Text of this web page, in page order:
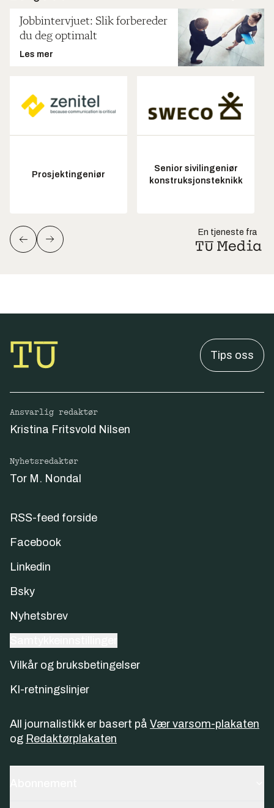
Jobbintervjuet: Slik forbereder
du deg optimalt
Les mer
Prosjektingeniør
Senior sivilingeniør
konstruksjonsteknikk
En tjeneste fra
Tips oss
Ansvarlig redaktør
Kristina Fritsvold Nilsen
Nyhetsredaktør
Tor M. Nondal
RSS-feed forside
Facebook
Linkedin
Bsky
Nyhetsbrev
Vilkår og bruksbetingelser
KI-retningslinjer
All journalistikk er basert på Vær varsom-plakaten
og Redaktørplakaten